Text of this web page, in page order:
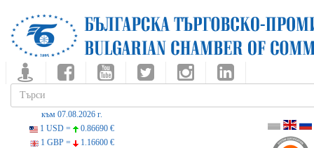
към 07.08.2026 г.
1 USD =
0.86690 €
1 GBP =
1.16600 €